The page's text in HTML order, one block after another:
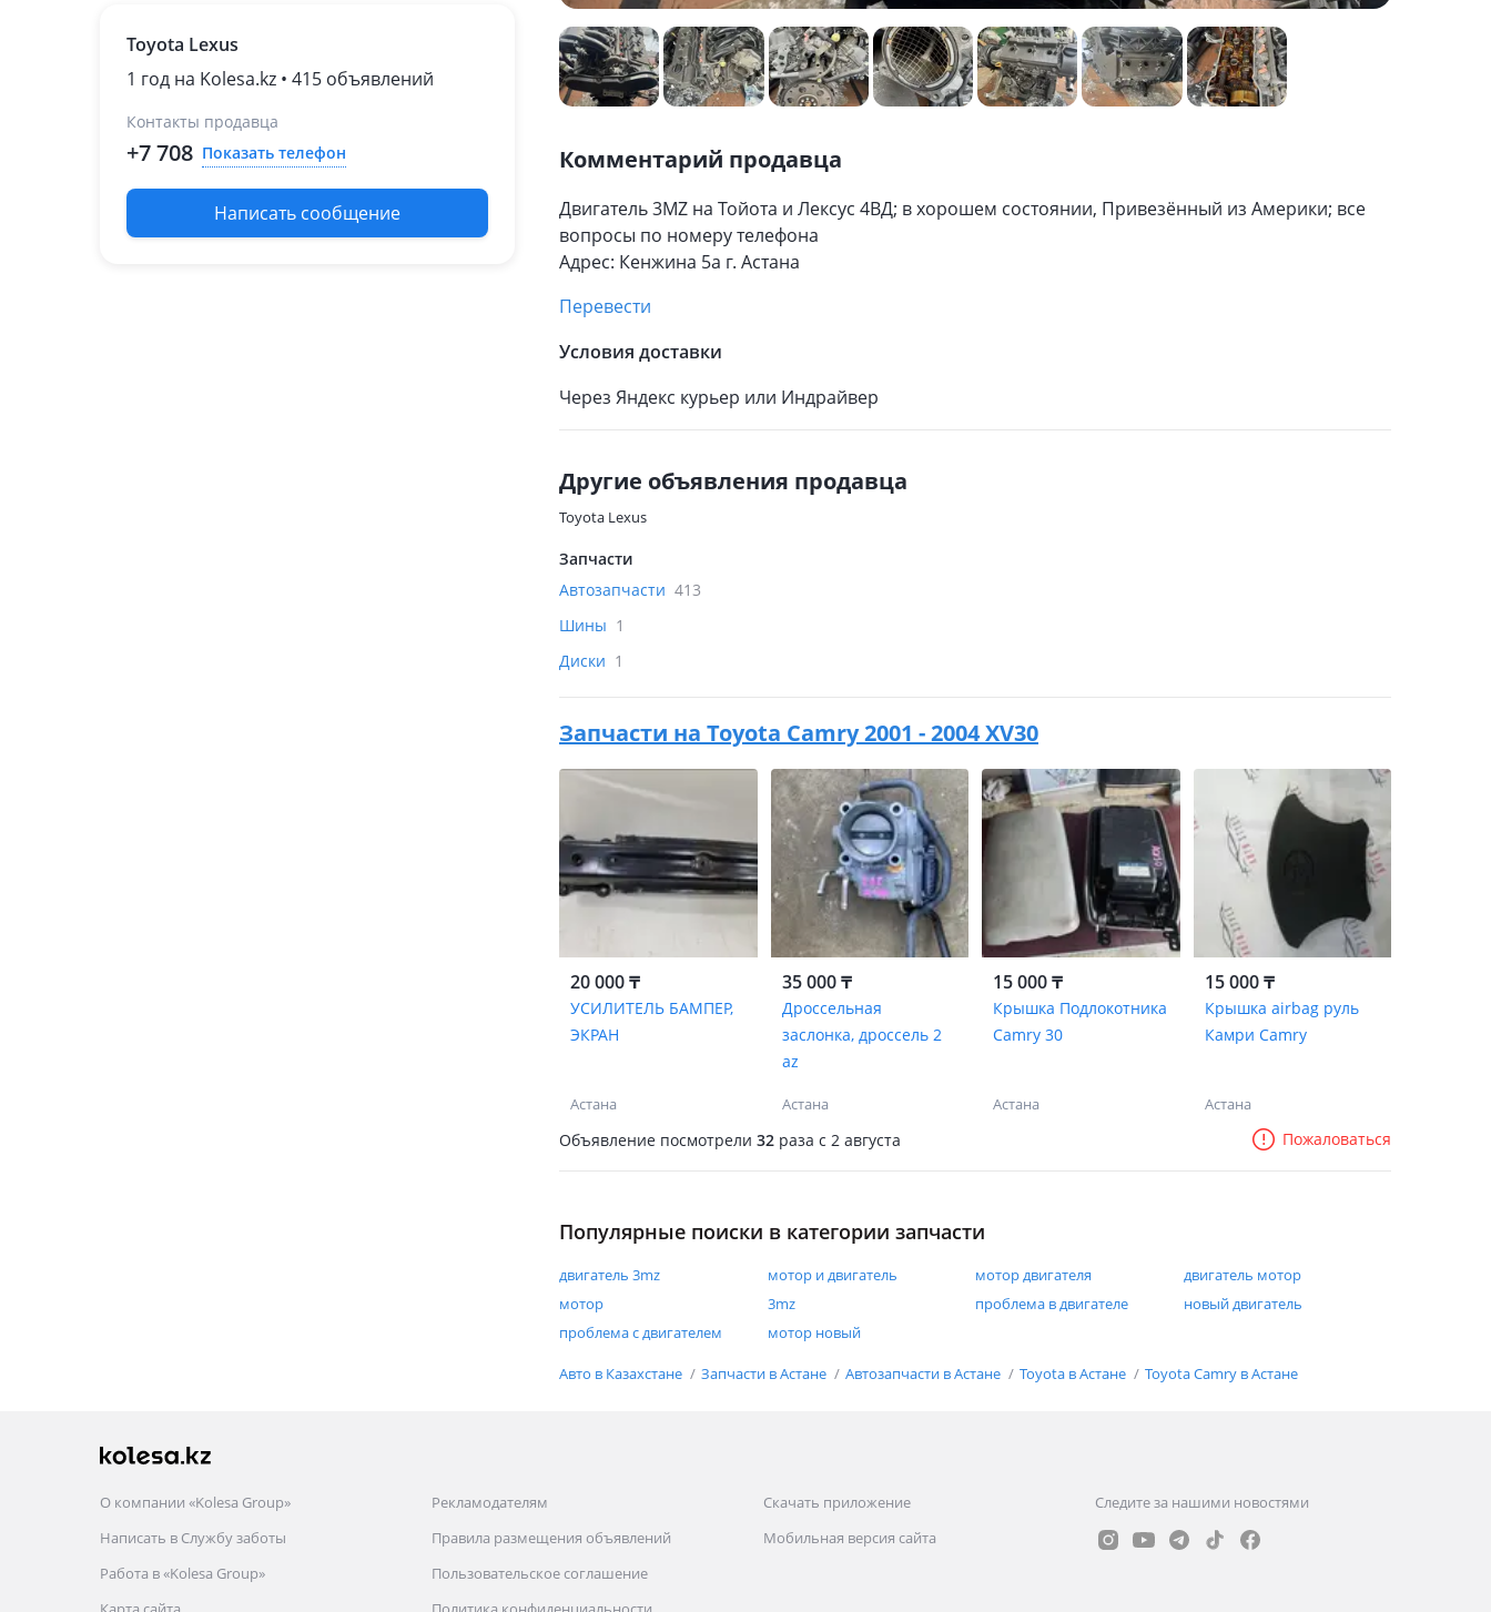
рестайлинг
2003 - 2006 2 поколение
(U3)
Toyota Lexus
1 год на Kolesa.kz • 415 объявлений
Контакты продавца
+7 708 Показать телефон
Написать сообщение
Комментарий продавца
Двигатель 3MZ на Тойота и Лексус 4ВД; в хорошем состоянии, Привезённый из Америки; все
вопросы по номеру телефона
Адрес: Кенжина 5а г. Астана
Перевести
Условия доставки
Через Яндекс курьер или Индрайвер
Другие объявления продавца
Toyota Lexus
Запчасти
Автозапчасти 413
Шины 1
Диски 1
Запчасти на Toyota Camry 2001 - 2004 XV30
20 000 ₸
УСИЛИТЕЛЬ БАМПЕР,
ЭКРАН
Астана
35 000 ₸
Дроссельная
заслонка, дроссель 2
az
Астана
15 000 ₸
Крышка Подлокотника
Camry 30
Астана
15 000 ₸
Крышка airbag руль
Камри Camry
Астана
Объявление посмотрели 32 раза c 2 августа Пожаловаться
Популярные поиски в категории запчасти
двигатель 3mz мотор и двигатель мотор двигателя
двигатель мотор
мотор
3mz проблема в двигателе
новый двигатель
проблема с двигателем
мотор новый
Авто в Казахстане Запчасти в Астане Автозапчасти в Астане Toyota в Астане Toyota Camry в Астане
О компании «Kolesa Group»
Написать в Службу заботы
Работа в «Kolesa Group»
Рекламодателям
Правила размещения объявлений
Пользовательское соглашение
Скачать приложение
Мобильная версия сайта
Следите за нашими новостями